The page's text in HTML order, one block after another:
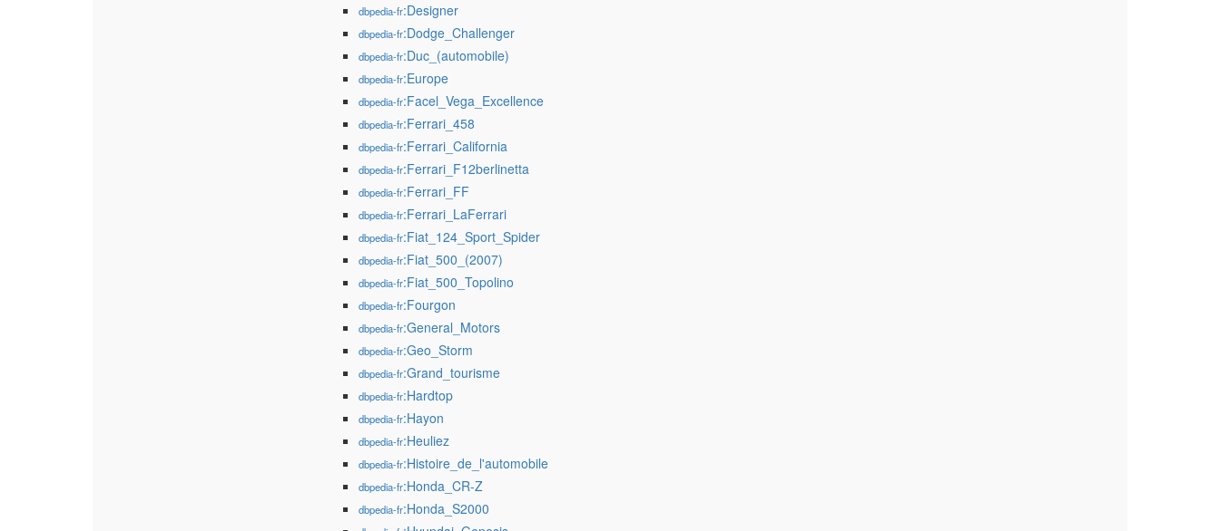
dbpedia-fr:Designer
dbpedia-fr:Dodge_Challenger
dbpedia-fr:Duc_(automobile)
dbpedia-fr:Europe
dbpedia-fr:Facel_Vega_Excellence
dbpedia-fr:Ferrari_458
dbpedia-fr:Ferrari_California
dbpedia-fr:Ferrari_F12berlinetta
dbpedia-fr:Ferrari_FF
dbpedia-fr:Ferrari_LaFerrari
dbpedia-fr:Fiat_124_Sport_Spider
dbpedia-fr:Fiat_500_(2007)
dbpedia-fr:Fiat_500_Topolino
dbpedia-fr:Fourgon
dbpedia-fr:General_Motors
dbpedia-fr:Geo_Storm
dbpedia-fr:Grand_tourisme
dbpedia-fr:Hardtop
dbpedia-fr:Hayon
dbpedia-fr:Heuliez
dbpedia-fr:Histoire_de_l'automobile
dbpedia-fr:Honda_CR-Z
dbpedia-fr:Honda_S2000